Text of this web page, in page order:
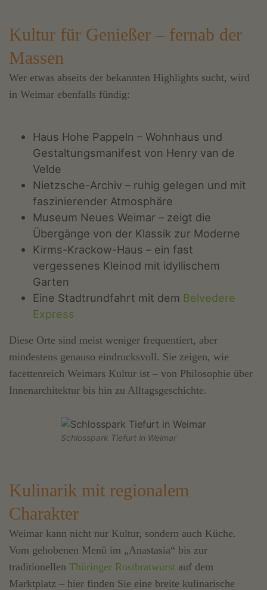
Kultur für Genießer – fernab der
Massen
Wer etwas abseits der bekannten Highlights sucht, wird
in Weimar ebenfalls fündig:
Haus Hohe Pappeln – Wohnhaus und
Gestaltungsmanifest von Henry van de
Velde
Nietzsche-Archiv – ruhig gelegen und mit
faszinierender Atmosphäre
Museum Neues Weimar – zeigt die
Übergänge von der Klassik zur Moderne
Kirms-Krackow-Haus – ein fast
vergessenes Kleinod mit idyllischem
Garten
Eine Stadtrundfahrt mit dem Belvedere
Express
Diese Orte sind meist weniger frequentiert, aber
mindestens genauso eindrucksvoll. Sie zeigen, wie
facettenreich Weimars Kultur ist – von Philosophie über
Innenarchitektur bis hin zu Alltagsgeschichte.
Schlosspark Tiefurt in Weimar
Kulinarik mit regionalem
Charakter
Weimar kann nicht nur Kultur, sondern auch Küche.
Vom gehobenen Menü im „Anastasia“ bis zur
traditionellen Thüringer Rostbratwurst auf dem
Marktplatz – hier finden Sie eine breite kulinarische